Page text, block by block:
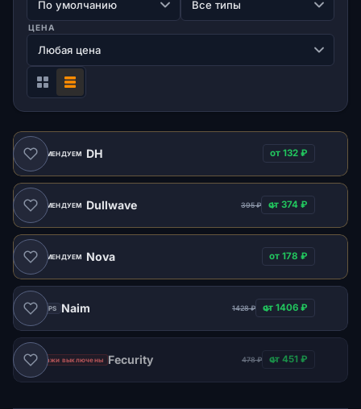
ЦЕНА
РЕКОМЕНДУЕМ DH от 132 ₽
РЕКОМЕНДУЕМ Dullwave 395 ₽ от 374 ₽
РЕКОМЕНДУЕМ Nova от 178 ₽
ВСЕ FPS Naim 1428 ₽ от 1406 ₽
Продажи выключены Fecurity 478 ₽ от 451 ₽